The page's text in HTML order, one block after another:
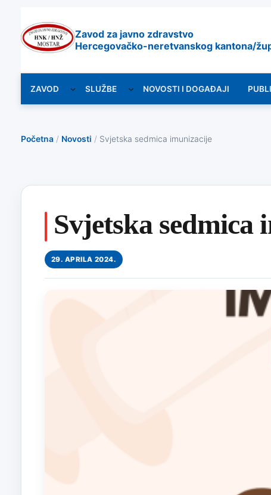
Zavod za javno zdravstvo
Hercegovačko-neretvanskog kantona/
ZAVOD SLUŽBE NOVOSTI I DOGAĐAJI
Početna / Novosti / Svjetska sedmica imunizacije
Svjetska sedmica
29. APRILA 2024.